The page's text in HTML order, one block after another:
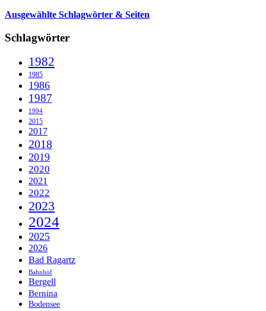
Ausgewählte Schlagwörter & Seiten
Schlagwörter
1982
1985
1986
1987
1994
2015
2017
2018
2019
2020
2021
2022
2023
2024
2025
2026
Bad Ragartz
Bahnhof
Bergell
Bernina
Bodensee